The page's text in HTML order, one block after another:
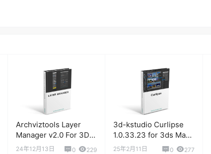
Archviztools Layer
Manager v2.0 For 3DS
MAX 图层管理编辑插件
24年12月13日 0 229
3d-kstudio Curlipse
1.0.33.23 for 3ds Max
工程项目预设管理预览
25年2月11日 0 277